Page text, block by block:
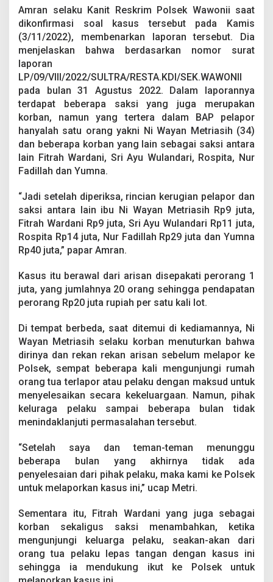
J
t
a
a
R
u
i
a
h
e
l
a
a
n
g
Amran selaku Kanit Reskrim Polsek Wawonii saat
dikonfirmasi soal kasus tersebut pada Kamis
(3/11/2022), membenarkan laporan tersebut. Dia
menjelaskan bahwa berdasarkan nomor surat
laporan
LP/09/VIII/2022/SULTRA/RESTA.KDI/SEK.WAWONII
pada bulan 31 Agustus 2022. Dalam laporannya
terdapat beberapa saksi yang juga merupakan
korban, namun yang tertera dalam BAP pelapor
hanyalah satu orang yakni Ni Wayan Metriasih (34)
dan beberapa korban yang lain sebagai saksi antara
lain Fitrah Wardani, Sri Ayu Wulandari, Rospita, Nur
Fadillah dan Yumna.
“Jadi setelah diperiksa, rincian kerugian pelapor dan
saksi antara lain ibu Ni Wayan Metriasih Rp9 juta,
Fitrah Wardani Rp9 juta, Sri Ayu Wulandari Rp11 juta,
Rospita Rp14 juta, Nur Fadillah Rp29 juta dan Yumna
Rp40 juta,” papar Amran.
Kasus itu berawal dari arisan disepakati perorang 1
juta, yang jumlahnya 20 orang sehingga pendapatan
perorang Rp20 juta rupiah per satu kali lot.
Di tempat berbeda, saat ditemui di kediamannya, Ni
Wayan Metriasih selaku korban menuturkan bahwa
dirinya dan rekan rekan arisan sebelum melapor ke
Polsek, sempat beberapa kali mengunjungi rumah
orang tua terlapor atau pelaku dengan maksud untuk
menyelesaikan secara kekeluargaan. Namun, pihak
keluraga pelaku sampai beberapa bulan tidak
menindaklanjuti permasalahan tersebut.
“Setelah saya dan teman-teman menunggu
beberapa bulan yang akhirnya tidak ada
penyelesaian dari pihak pelaku, maka kami ke Polsek
untuk melaporkan kasus ini,” ucap Metri.
Sementara itu, Fitrah Wardani yang juga sebagai
korban sekaligus saksi menambahkan, ketika
mengunjungi keluarga pelaku, seakan-akan dari
orang tua pelaku lepas tangan dengan kasus ini
sehingga ia mendukung ikut ke Polsek untuk